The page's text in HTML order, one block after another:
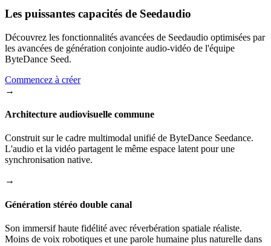
Les puissantes capacités de Seedaudio
Découvrez les fonctionnalités avancées de Seedaudio optimisées par
les avancées de génération conjointe audio-vidéo de l'équipe
ByteDance Seed.
Commencez à créer
→
Architecture audiovisuelle commune
Construit sur le cadre multimodal unifié de ByteDance Seedance.
L'audio et la vidéo partagent le même espace latent pour une
synchronisation native.
→
Génération stéréo double canal
Son immersif haute fidélité avec réverbération spatiale réaliste.
Moins de voix robotiques et une parole humaine plus naturelle dans